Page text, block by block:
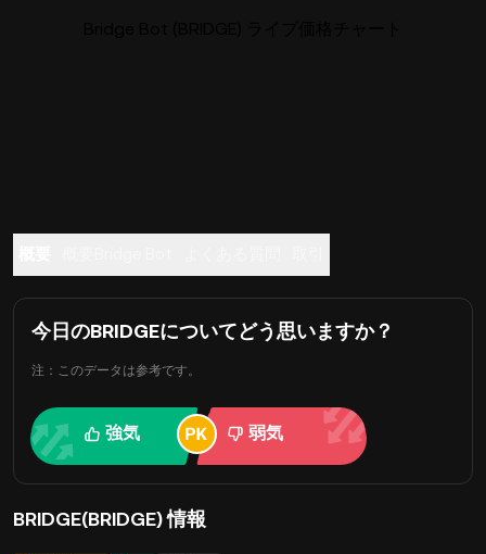
今日のBRIDGEについてどう思いますか？
注：このデータは参考です。
強気 弱気
BRIDGE(BRIDGE) 情報